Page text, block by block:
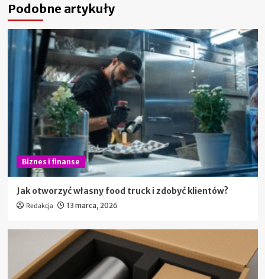
Podobne artykuły
Biznes i finanse
Jak otworzyć własny food truck i zdobyć klientów?
Redakcja 13 marca, 2026